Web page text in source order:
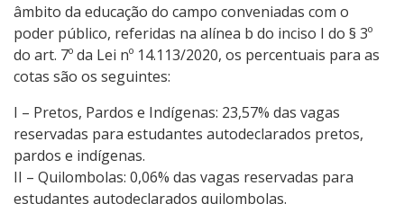
âmbito da educação do campo conveniadas com o
poder público, referidas na alínea b do inciso I do § 3º
do art. 7º da Lei nº 14.113/2020, os percentuais para as
cotas são os seguintes:
I – Pretos, Pardos e Indígenas: 23,57% das vagas
reservadas para estudantes autodeclarados pretos,
pardos e indígenas.
II – Quilombolas: 0,06% das vagas reservadas para
estudantes autodeclarados quilombolas.